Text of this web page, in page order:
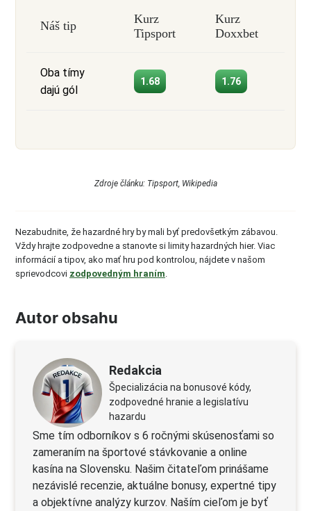
Náš tip
Kurz
Tipsport
Kurz
Doxxbet
Oba tímy
dajú gól
1.68 1.76
Zdroje článku: Tipsport, Wikipedia
Nezabudnite, že hazardné hry by mali byť predovšetkým zábavou.
Vždy hrajte zodpovedne a stanovte si limity hazardných hier. Viac
informácií a tipov, ako mať hru pod kontrolou, nájdete v našom
sprievodcovi zodpovedným hraním
Autor obsahu
Redakcia
Špecializácia na bonusové kódy,
zodpovedné hranie a legislatívu
hazardu
Sme tím odborníkov s 6 ročnými skúsenosťami so
zameraním na športové stávkovanie a online
kasína na Slovensku. Našim čitateľom prinášame
nezávislé recenzie, aktuálne bonusy, expertné tipy
a objektívne analýzy kurzov. Naším cieľom je byť